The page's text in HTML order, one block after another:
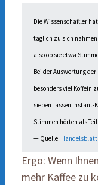
Die Wissenschaftler
täglich zu sich
also ob sie etwa
Bei der Auswertung
besonders viel Koffein
sieben Tassen
Stimmen hörten als
— Quelle:
Ergo: Wenn
mehr Kaffee zu